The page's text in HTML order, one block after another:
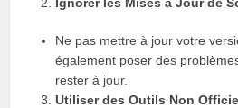
Ne pas mettre à jour votre
également poser des
rester à jour.
Utiliser des Outils Non